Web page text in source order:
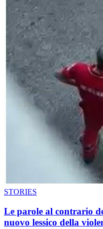
STORIES
Le parole al contrario
nuovo lessico della